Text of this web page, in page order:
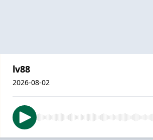
lv88
2026-08-02